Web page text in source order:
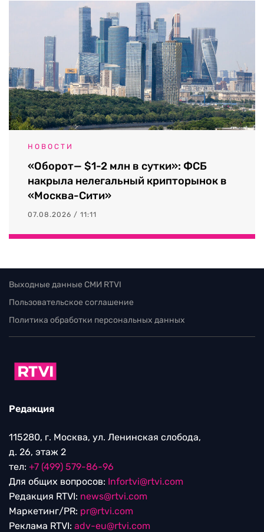
НОВОСТИ
«Оборот— $1-2 млн в сутки»: ФСБ
накрыла нелегальный крипторынок в
«Москва-Сити»
07.08.2026 / 11:11
Выходные данные СМИ RTVI
Пользовательское соглашение
Политика обработки персональных данных
Редакция
115280, г. Москва, ул. Ленинская слобода,
д. 26, этаж 2
тел: +7 (499) 579-86-96
Для общих вопросов: Infortvi@rtvi.com
Редакция RTVI: news@rtvi.com
Маркетинг/PR: pr@rtvi.com
Реклама RTVI: adv-eu@rtvi.com